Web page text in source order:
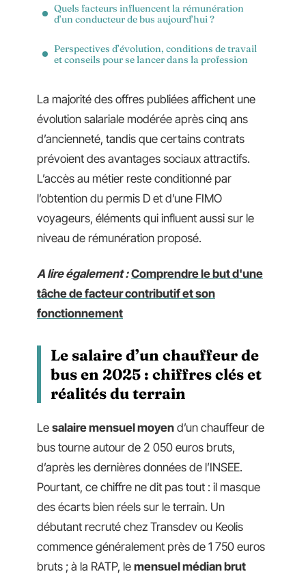
Quels facteurs influencent la rémunération
d’un conducteur de bus aujourd’hui ?
Perspectives d’évolution, conditions de travail
et conseils pour se lancer dans la profession
La majorité des offres publiées affichent une
évolution salariale modérée après cinq ans
d’ancienneté, tandis que certains contrats
prévoient des avantages sociaux attractifs.
L’accès au métier reste conditionné par
l’obtention du permis D et d’une FIMO
voyageurs, éléments qui influent aussi sur le
niveau de rémunération proposé.
A lire également : Comprendre le but d'une
tâche de facteur contributif et son
fonctionnement
Le salaire d’un chauffeur de
bus en 2025 : chiffres clés et
réalités du terrain
Le salaire mensuel moyen d’un chauffeur de
bus tourne autour de 2 050 euros bruts,
d’après les dernières données de l’INSEE.
Pourtant, ce chiffre ne dit pas tout : il masque
des écarts bien réels sur le terrain. Un
débutant recruté chez Transdev ou Keolis
commence généralement près de 1 750 euros
bruts ; à la RATP, le mensuel médian brut